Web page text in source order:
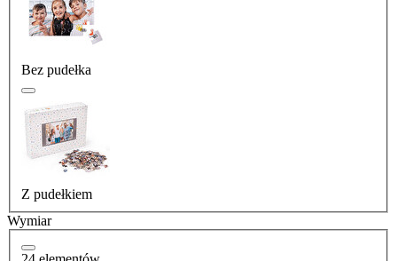
Bez pudełka
Z pudełkiem
Wymiar